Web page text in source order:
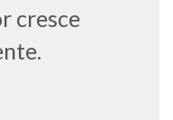
cresce